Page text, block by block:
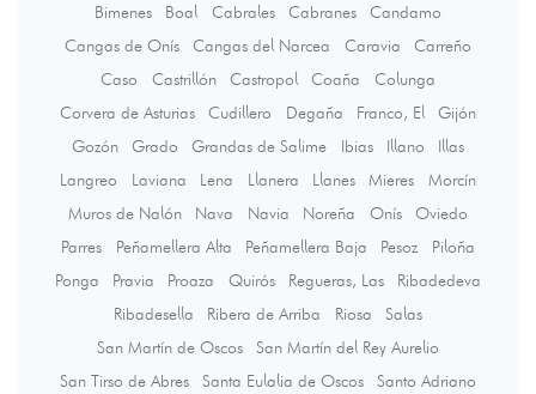
Bimenes
Boal Cabrales Cabranes
Candamo
Cangas de Onís
Cangas del Narcea Caravia
Carreño
Caso
Castrillón Castropol Coaña
Colunga
Corvera de Asturias
Cudillero Degaña Franco, El
Gijón
Gozón
Grado Grandas de Salime Ibias Illano
Illas
Langreo
Laviana Lena Llanera Llanes Mieres
Morcín
Muros de Nalón
Nava Navia Noreña Onís
Oviedo
Parres
Peñamellera Alta Peñamellera Baja Pesoz
Piloña
Ponga
Pravia Proaza Quirós Regueras, Las
Ribadedeva
Ribadesella
Ribera de Arriba Riosa
Salas
San Martín de Oscos
San Martín del Rey Aurelio
San Tirso de Abres
Santa Eulalia de Oscos
Santo Adriano